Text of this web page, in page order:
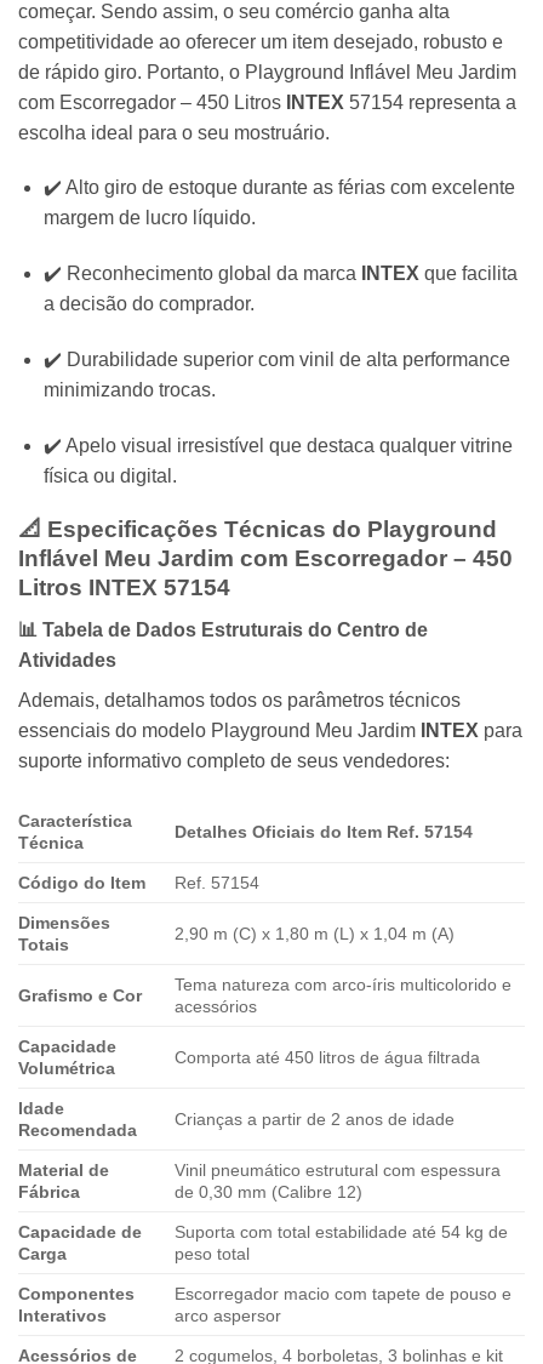
começar. Sendo assim, o seu comércio ganha alta
competitividade ao oferecer um item desejado, robusto e
de rápido giro. Portanto, o Playground Inflável Meu Jardim
com Escorregador – 450 Litros
INTEX 57154 representa a
escolha ideal para o seu mostruário.
✔️ Alto giro de estoque durante as férias com excelente
margem de lucro líquido.
✔️ Reconhecimento global da marca INTEX que facilita
a decisão do comprador.
✔️ Durabilidade superior com vinil de alta performance
minimizando trocas.
✔️ Apelo visual irresistível que destaca qualquer vitrine
física ou digital.
📐 Especificações Técnicas do Playground
Inflável Meu Jardim com Escorregador – 450
Litros INTEX 57154
📊 Tabela de Dados Estruturais do Centro de
Atividades
Ademais, detalhamos todos os parâmetros técnicos
essenciais do modelo Playground Meu Jardim
INTEX para
suporte informativo completo de seus vendedores:
Característica
Técnica
Detalhes Oficiais do Item Ref. 57154
Código do Item Ref. 57154
Dimensões
Totais
2,90 m (C) x 1,80 m (L) x 1,04 m (A)
Grafismo e Cor
Tema natureza com arco-íris multicolorido e
acessórios
Capacidade
Volumétrica
Comporta até 450 litros de água filtrada
Idade
Recomendada
Crianças a partir de 2 anos de idade
Material de
Fábrica
Vinil pneumático estrutural com espessura
de 0,30 mm (Calibre 12)
Capacidade de
Carga
Suporta com total estabilidade até 54 kg de
peso total
Componentes
Interativos
Escorregador macio com tapete de pouso e
arco aspersor
Acessórios de 2 cogumelos, 4 borboletas, 3 bolinhas e kit